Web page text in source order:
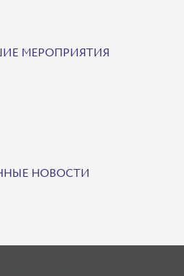
МЕРОПРИЯТИЯ
НОВОСТИ